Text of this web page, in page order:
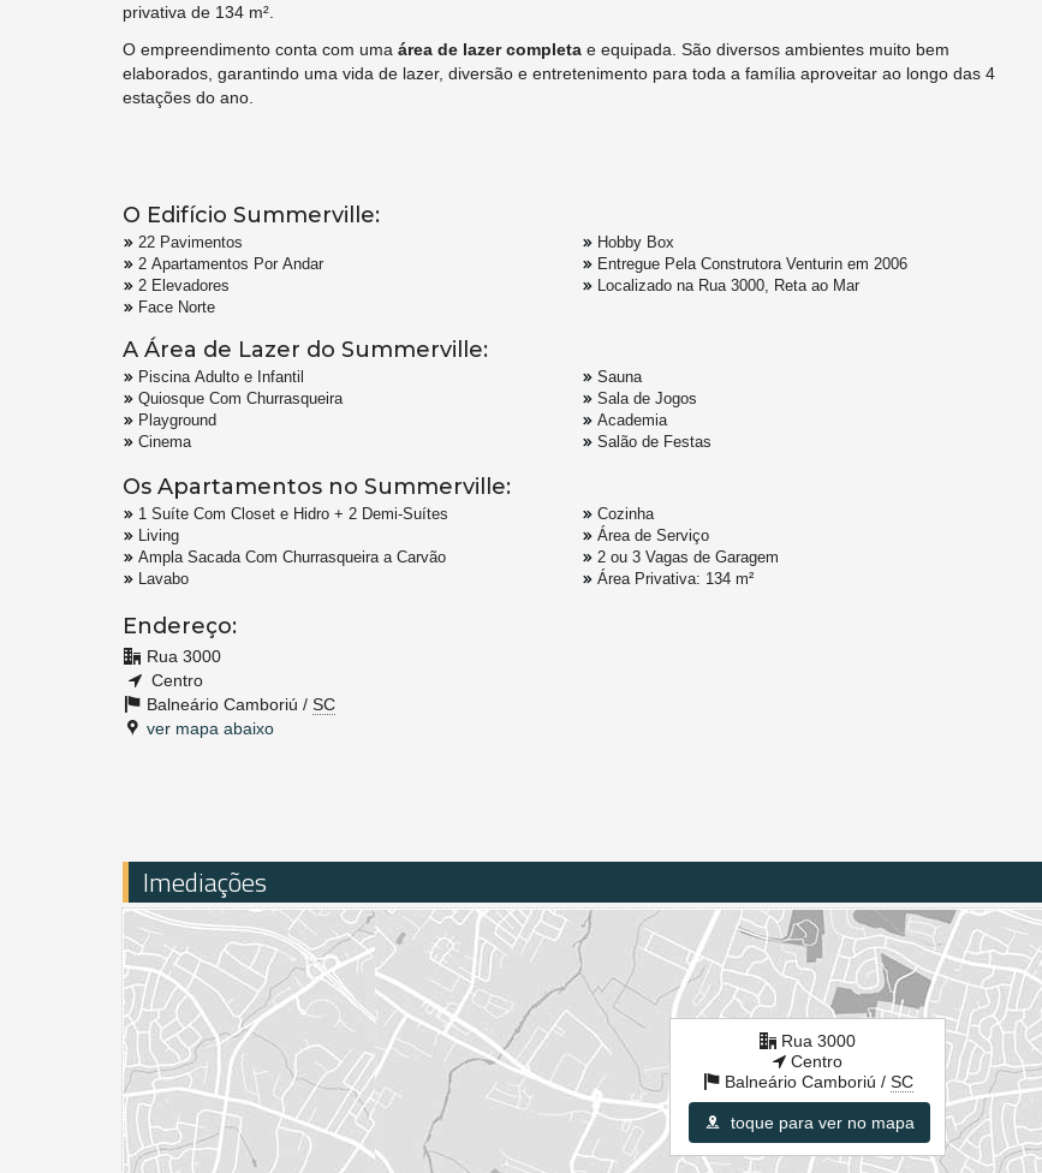
privativa de 134 m².
O empreendimento conta com uma área de lazer completa e equipada. São diversos ambientes muito bem
elaborados, garantindo uma vida de lazer, diversão e entretenimento para toda a família aproveitar ao longo das 4
estações do ano.
O Edifício Summerville:
22 Pavimentos
2 Apartamentos Por Andar
2 Elevadores
Face Norte
Hobby Box
Entregue Pela Construtora Venturin em 2006
Localizado na Rua 3000, Reta ao Mar
A Área de Lazer do Summerville:
Piscina Adulto e Infantil
Quiosque Com Churrasqueira
Playground
Cinema
Sauna
Sala de Jogos
Academia
Salão de Festas
Os Apartamentos no Summerville:
1 Suíte Com Closet e Hidro + 2 Demi-Suítes
Living
Ampla Sacada Com Churrasqueira a Carvão
Lavabo
Cozinha
Área de Serviço
2 ou 3 Vagas de Garagem
Área Privativa: 134 m²
Endereço:
Rua 3000
Centro
Balneário Camboriú / SC
ver mapa abaixo
Imediações
Rua 3000
Centro
Balneário Camboriú / SC
toque para ver no mapa